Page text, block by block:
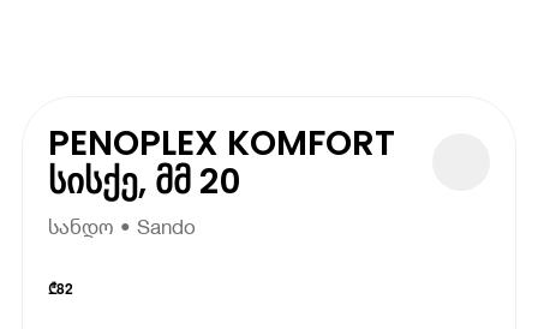
PENOPLEX KOMFORT
სისქე, მმ 20
სანდო • Sando
₾82